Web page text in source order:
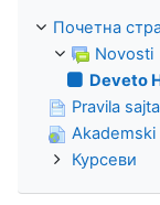
Почетна
Novosti
Deveto
Pravila sajta
Akademski
Курсеви